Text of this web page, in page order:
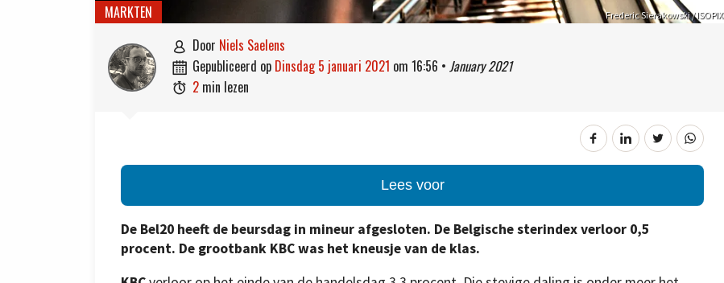
Frederic Sierakowski / ISOPIX
MARKTEN
 door Niels Saelens
 gepubliceerd op dinsdag 5 januari 2021 om 16:56 • January 2021
 2 min lezen
Lees voor
De Bel20 heeft de beursdag in mineur afgesloten. De Belgische sterindex verloor 0,5
procent. De grootbank KBC was het kneusje van de klas.